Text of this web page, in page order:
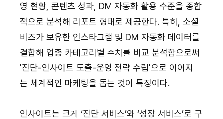
영 현황, 콘텐츠 성과, DM 자동화 활용 수준을 종합
적으로 분석해 리포트 형태로 제공한다. 특히, 소셜
비즈가 보유한 인스타그램 및 DM 자동화 데이터를
결합해 업종 카테고리별 수치를 비교 분석함으로써
'진단-인사이트 도출-운영 전략 수립'으로 이어지
는 체계적인 마케팅을 돕는 것이 특징이다.
인사이트는 크게 ‘진단 서비스’와 ‘성장 서비스’로 구